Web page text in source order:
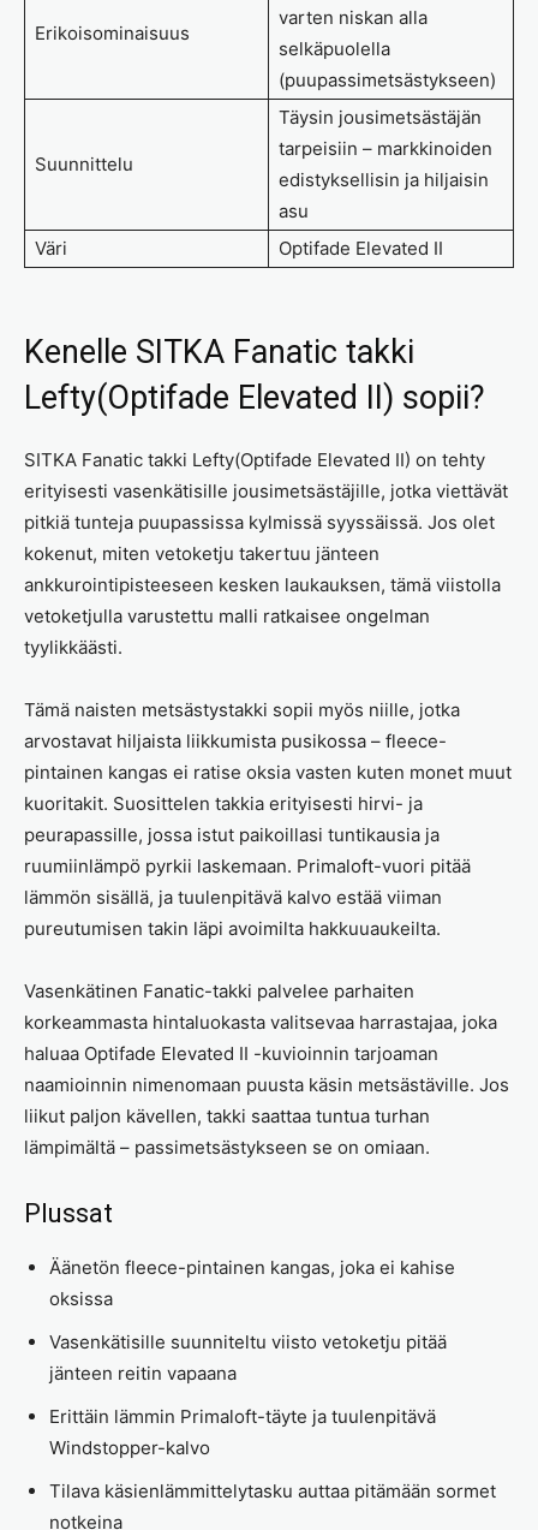
Erikoisominaisuus
varten niskan alla
selkäpuolella
(puupassimetsästykseen)
Suunnittelu
Täysin jousimetsästäjän
tarpeisiin – markkinoiden
edistyksellisin ja hiljaisin
asu
Väri
Optifade Elevated II
Kenelle SITKA Fanatic takki
Lefty(Optifade Elevated II) sopii?
SITKA Fanatic takki Lefty(Optifade Elevated II) on tehty
erityisesti vasenkätisille jousimetsästäjille, jotka viettävät
pitkiä tunteja puupassissa kylmissä syyssäissä. Jos olet
kokenut, miten vetoketju takertuu jänteen
ankkurointipisteeseen kesken laukauksen, tämä viistolla
vetoketjulla varustettu malli ratkaisee ongelman
tyylikkäästi.
Tämä naisten metsästystakki sopii myös niille, jotka
arvostavat hiljaista liikkumista pusikossa – fleece-
pintainen kangas ei ratise oksia vasten kuten monet muut
kuoritakit. Suosittelen takkia erityisesti hirvi- ja
peurapassille, jossa istut paikoillasi tuntikausia ja
ruumiinlämpö pyrkii laskemaan. Primaloft-vuori pitää
lämmön sisällä, ja tuulenpitävä kalvo estää viiman
pureutumisen takin läpi avoimilta hakkuuaukeilta.
Vasenkätinen Fanatic-takki palvelee parhaiten
korkeammasta hintaluokasta valitsevaa harrastajaa, joka
haluaa Optifade Elevated II -kuvioinnin tarjoaman
naamioinnin nimenomaan puusta käsin metsästäville. Jos
liikut paljon kävellen, takki saattaa tuntua turhan
lämpimältä – passimetsästykseen se on omiaan.
Plussat
Äänetön fleece-pintainen kangas, joka ei kahise
oksissa
Vasenkätisille suunniteltu viisto vetoketju pitää
jänteen reitin vapaana
Erittäin lämmin Primaloft-täyte ja tuulenpitävä
Windstopper-kalvo
Tilava käsienlämmittelytasku auttaa pitämään sormet
notkeina